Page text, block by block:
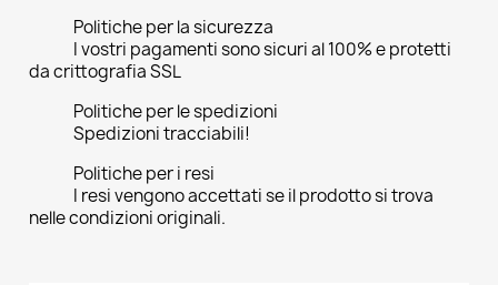
Politiche per la sicurezza
I vostri pagamenti sono sicuri al 100% e protetti
da crittografia SSL
Politiche per le spedizioni
Spedizioni tracciabili!
Politiche per i resi
I resi vengono accettati se il prodotto si trova
nelle condizioni originali.